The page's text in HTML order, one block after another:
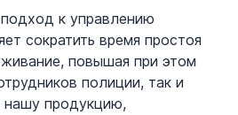
к управлению
сократить время простоя
повышая при этом
полиции, так и
нашу продукцию,